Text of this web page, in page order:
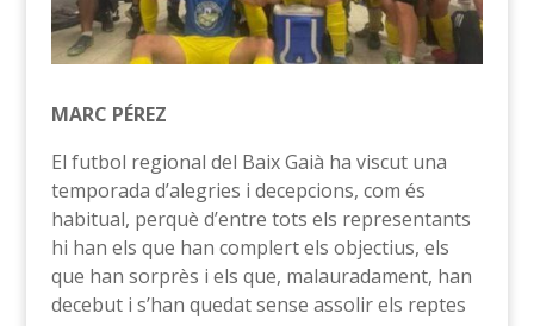
MARC PÉREZ
El futbol regional del Baix Gaià ha viscut una
temporada d’alegries i decepcions, com és
habitual, perquè d’entre tots els representants
hi han els que han complert els objectius, els
que han sorprès i els que, malauradament, han
decebut i s’han quedat sense assolir els reptes